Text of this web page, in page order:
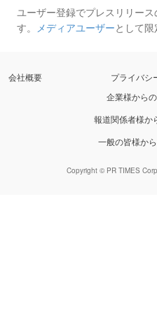
ユーザー登録でプレスリリー
す。 メディアユーザーとして限
会社概要 プライバシ
企業様から
報道関係者様か
一般の皆様か
Copyright © PR TIMES